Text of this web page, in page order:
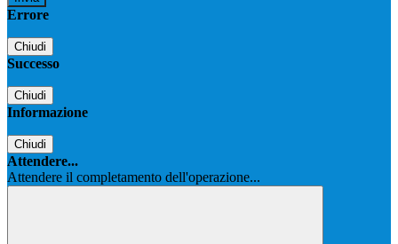
Errore
Chiudi
Successo
Chiudi
Informazione
Chiudi
Attendere...
Attendere il completamento dell'operazione...